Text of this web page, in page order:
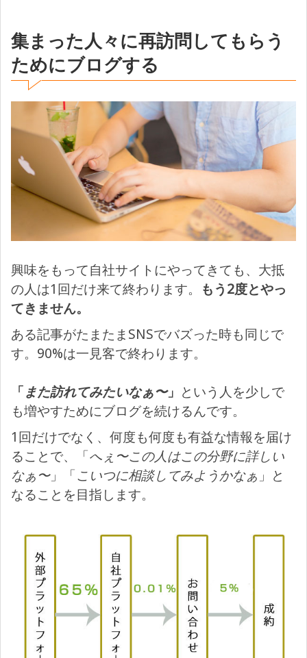
集まった人々に再訪問してもらう
ためにブログする
興味をもって自社サイトにやってきても、大抵
の人は1回だけ来て終わります。
もう2度とやっ
てきません。
ある記事がたまたまSNSでバズった時も同じで
す。90%は一見客で終わります。
「また訪れてみたいなぁ〜」 という人を少しで
も増やすためにブログを続けるんです。
1回だけでなく、何度も何度も有益な情報を届け
ることで、「へぇ〜この人はこの分野に詳しい
なぁ〜」「こいつに相談してみようかなぁ 」と
なることを目指します。